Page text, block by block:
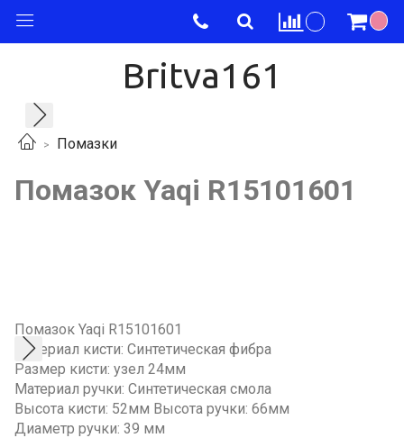
Britva161
Помазки
Помазок Yaqi R15101601
Помазок Yaqi R15101601
Материал кисти: Синтетическая фибра
Размер кисти: узел 24мм
Материал ручки: Синтетическая смола
Высота кисти: 52мм Высота ручки: 66мм
Диаметр ручки: 39 мм